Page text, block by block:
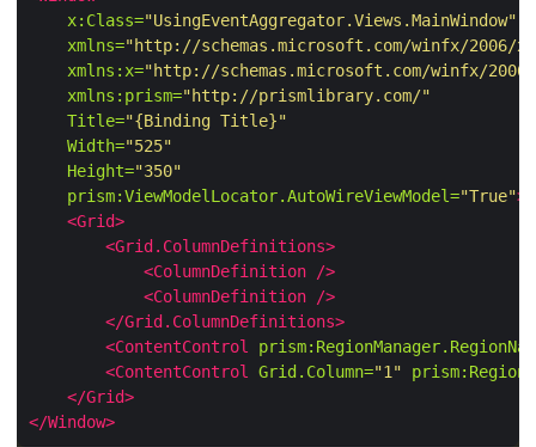
x:Class="UsingEventAggregator.Views.MainWindow"
xmlns="http://schemas.microsoft.com/winfx/2006/
xmlns:x="http://schemas.microsoft.com/winfx/
xmlns:prism="http://prismlibrary.com/"
Title="{Binding Title}"
Width="525"
Height="350"
prism:ViewModelLocator.AutoWireViewModel="True">
<Grid>
<Grid.ColumnDefinitions>
<ColumnDefinition
/>
<ColumnDefinition
/>
</Grid.ColumnDefinitions>
<ContentControl
<ContentControl
Grid.Column="1"
</Grid>
</Window>